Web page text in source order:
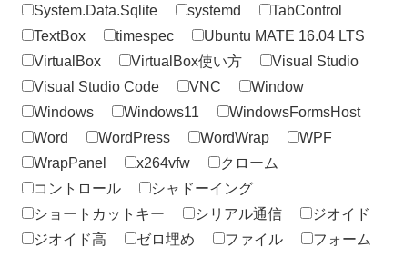
System.Data.Sqlite
systemd
TabControl
TextBox
timespec
Ubuntu MATE 16.04 LTS
VirtualBox
VirtualBox使い方
Visual Studio
Visual Studio Code
VNC
Window
Windows
Windows11
WindowsFormsHost
Word
WordPress WordWrap
WPF
WrapPanel
x264vfw
クローム
コントロール
シャドーイング
ショートカットキー
シリアル通信
ジオイド
ジオイド高
ゼロ埋め ファイル
フォーム